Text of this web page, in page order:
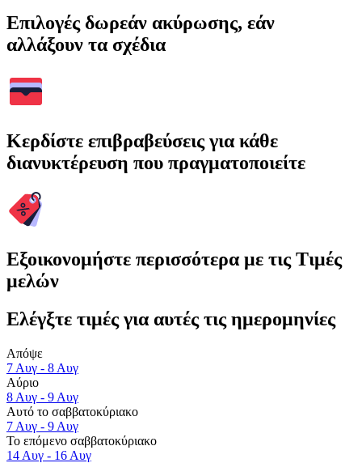
Επιλογές δωρεάν ακύρωσης, εάν
αλλάξουν τα σχέδια
Κερδίστε επιβραβεύσεις για κάθε
διανυκτέρευση που πραγματοποιείτε
Εξοικονομήστε περισσότερα με τις Τιμές
μελών
Ελέγξτε τιμές για αυτές τις ημερομηνίες
Απόψε
7 Αυγ - 8 Αυγ
Αύριο
8 Αυγ - 9 Αυγ
Αυτό το σαββατοκύριακο
7 Αυγ - 9 Αυγ
Το επόμενο σαββατοκύριακο
14 Αυγ - 16 Αυγ